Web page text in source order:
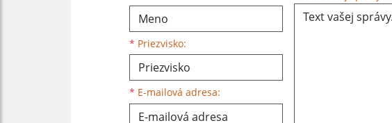
* Priezvisko:
* E-mailová adresa: